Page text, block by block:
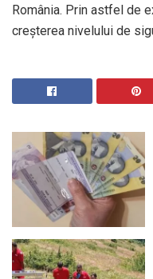
România. Prin astfel de
creșterea nivelului de